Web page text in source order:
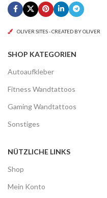
OLIVER SITES - CREATED BY OLIVER
SHOP KATEGORIEN
Autoaufkleber
Fitness Wandtattoos
Gaming Wandtattoos
Sonstiges
NÜTZLICHE LINKS
Shop
Mein Konto